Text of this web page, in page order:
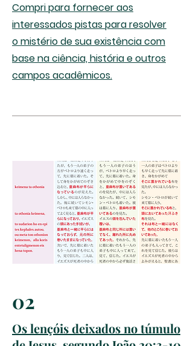
Compri para fornecer aos
interessados pistas para resolver
o mistério de sua existência com
base na ciência, história e outros
campos acadêmicos.
02
Os lençóis deixados no túmulo